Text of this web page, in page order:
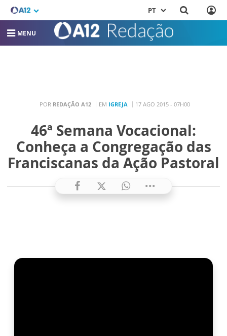
PT
MENU
POR REDAÇÃO A12 EM IGREJA 17 AGO 2015 - 07H00
46ª Semana Vocacional:
Conheça a Congregação das
Franciscanas da Ação Pastoral